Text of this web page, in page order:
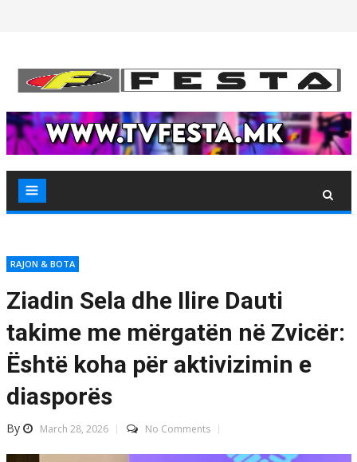
RAJON & BOTA
Ziadin Sela dhe Ilire Dauti
takime me mërgatën në Zvicër:
Është koha për aktivizimin e
diasporës
By March 28, 2026 No Comments